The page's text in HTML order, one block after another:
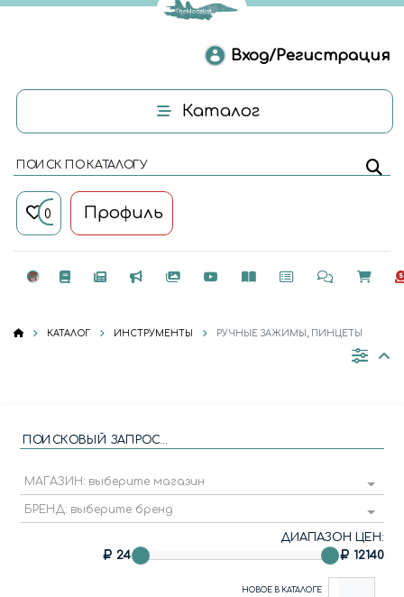
Вход/Регистрация
Каталог
ПОИСК ПО КАТАЛОГУ
0 Профиль
КАТАЛОГ ИНСТРУМЕНТЫ РУЧНЫЕ ЗАЖИМЫ, ПИНЦЕТЫ
ПОИСКОВЫЙ ЗАПРОС...
МАГАЗИН: выберите магазин
БРЕНД: выберите бренд
ДИАПАЗОН ЦЕН:
24
12140
НОВОЕ В КАТАЛОГЕ